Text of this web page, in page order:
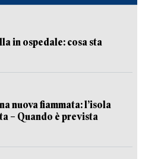
in ospedale: cosa sta
nuova fiammata: l’isola
– Quando è prevista